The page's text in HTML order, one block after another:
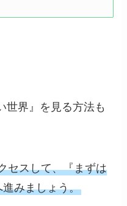
世界』を見る方法も
セスして、『まずは
みましょう。